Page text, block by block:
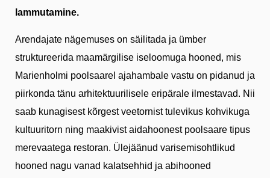
lammutamine.
Arendajate nägemuses on säilitada ja ümber
struktureerida maamärgilise iseloomuga hooned, mis
Marienholmi poolsaarel ajahambale vastu on pidanud ja
piirkonda tänu arhitektuurilisele eripärale ilmestavad. Nii
saab kunagisest kõrgest veetornist tulevikus kohvikuga
kultuuritorn ning maakivist aidahoonest poolsaare tipus
merevaatega restoran. Ülejäänud varisemisohtlikud
hooned nagu vanad kalatsehhid ja abihooned